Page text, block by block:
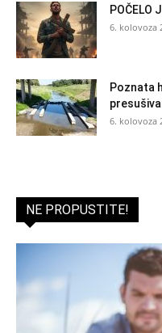
POČELO
6. kolovoza
Poznata
6. kolovoza
NE PROPUSTITE!